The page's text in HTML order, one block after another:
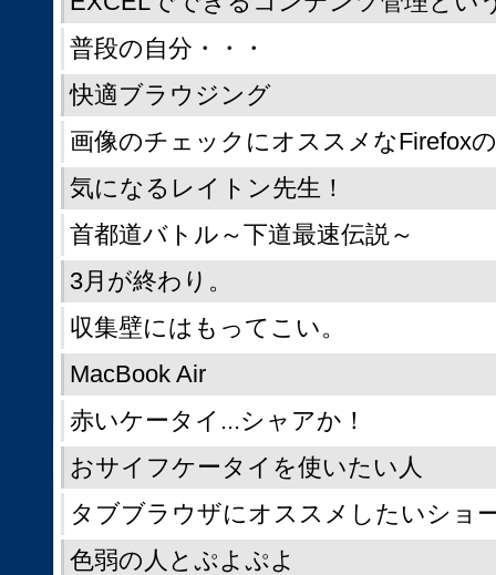
普段の自分・・・
快適ブラウジング
画像のチェックにオススメなFirefox
気になるレイトン先生！
首都道バトル～下道最速伝説～
3月が終わり。
収集壁にはもってこい。
MacBook Air
赤いケータイ...シャアか！
おサイフケータイを使いたい人
タブブラウザにオススメしたいショ
色弱の人とぷよぷよ